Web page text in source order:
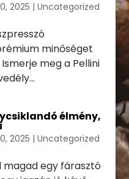
2025 | Uncategorized
minőséget
meg a Pellini
élmény,
2025 | Uncategorized
magad egy fárasztó